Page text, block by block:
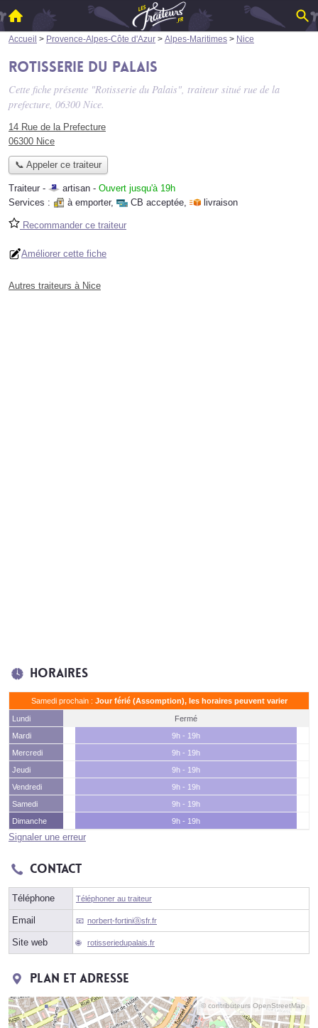
Accueil > Provence-Alpes-Côte d'Azur > Alpes-Maritimes > Nice
Rotisserie du Palais
Cette fiche présente "Rotisserie du Palais", traiteur situé rue de la
prefecture, 06300 Nice.
14 Rue de la Prefecture
06300 Nice
📞 Appeler ce traiteur
Traiteur - artisan - Ouvert jusqu'à 19h
Services :
à emporter, CB acceptée, livraison
Recommander ce traiteur
Améliorer cette fiche
Autres traiteurs à Nice
Horaires
Samedi prochain : Jour férié (Assomption), les horaires peuvent varier
Lundi
Fermé
Mardi
9h - 19h
Mercredi
9h - 19h
Jeudi
9h - 19h
Vendredi
9h - 19h
Samedi
9h - 19h
Dimanche
9h - 19h
Signaler une erreur
Contact
Téléphone Téléphoner au traiteur
Email norbert-fortiniⓐsfr.fr
Site web rotisseriedupalais.fr
Plan et adresse
© contributeurs OpenStreetMap